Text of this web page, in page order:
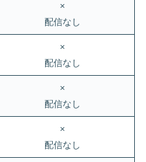
×
配信なし
×
配信なし
×
配信なし
×
配信なし